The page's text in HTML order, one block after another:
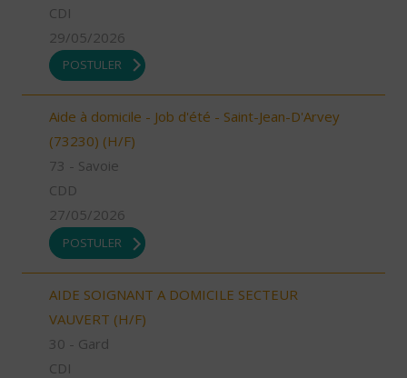
CDI
29/05/2026
POSTULER
Aide à domicile - Job d'été - Saint-Jean-D'Arvey
(73230) (H/F)
73 - Savoie
CDD
27/05/2026
POSTULER
AIDE SOIGNANT A DOMICILE SECTEUR
VAUVERT (H/F)
30 - Gard
CDI